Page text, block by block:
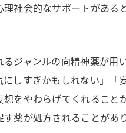
社会的なサポートがある
ジャンルの向精神薬が用
にしすぎかもしれない」「
想をやわらげてくれること
薬が処方されることがあり